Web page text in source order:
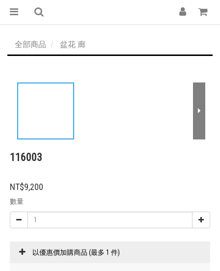
全部商品 盆花 廊
116003
NT$9,200
數量
以優惠價加購商品 (最多 1 件)